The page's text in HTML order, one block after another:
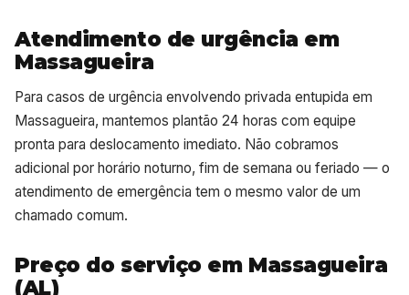
Atendimento de urgência em
Massagueira
Para casos de urgência envolvendo privada entupida em
Massagueira, mantemos plantão 24 horas com equipe
pronta para deslocamento imediato. Não cobramos
adicional por horário noturno, fim de semana ou feriado — o
atendimento de emergência tem o mesmo valor de um
chamado comum.
Preço do serviço em Massagueira
(AL)